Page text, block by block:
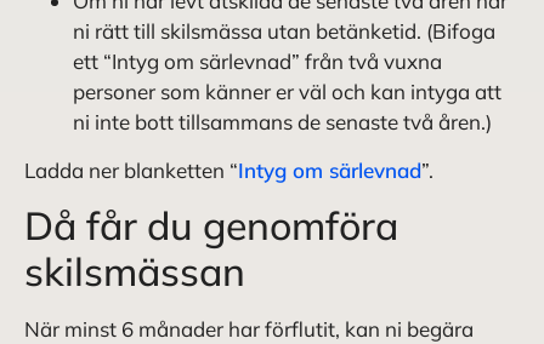
ni rätt till skilsmässa utan betänketid. (Bifoga
ett “Intyg om särlevnad” från två vuxna
personer som känner er väl och kan intyga att
ni inte bott tillsammans de senaste två åren.)
Ladda ner blanketten “Intyg om särlevnad”.
Då får du genomföra
skilsmässan
När minst 6 månader har förflutit, kan ni begära